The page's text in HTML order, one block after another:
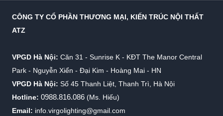
CÔNG TY CỔ PHẦN THƯƠNG MẠI, KIẾN TRÚC NỘI THẤT
ATZ
VPGD Hà Nội: Căn 31 - Sunrise K - KĐT The Manor Central
Park - Nguyễn Xiển - Đại Kim - Hoàng Mai - HN
VPGD Hà Nội: Số 45 Thanh Liệt, Thanh Trì, Hà Nội
Hotline: 0988.816.086 (Ms. Hiếu)
Email: info.virgolighting@gmail.com